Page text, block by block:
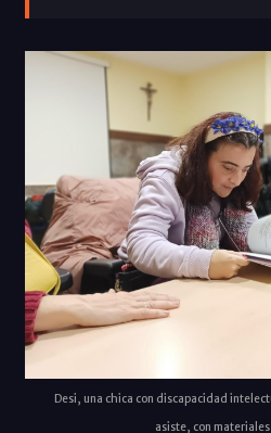
Desi, una chica con discapacidad
asiste, con